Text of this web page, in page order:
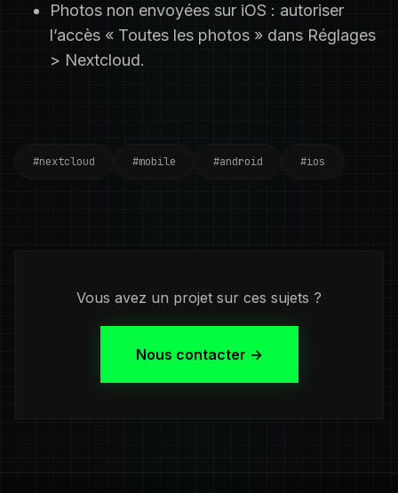
Photos non envoyées sur iOS : autoriser
l’accès « Toutes les photos » dans Réglages
> Nextcloud.
#nextcloud #mobile #android #ios
Vous avez un projet sur ces sujets ?
Nous contacter →